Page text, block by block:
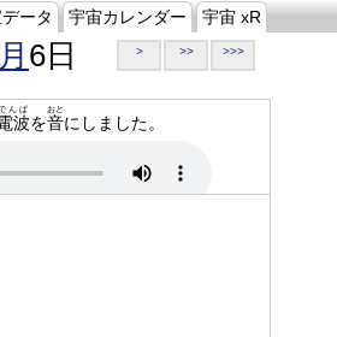
ータ 宇宙カレンダー 宇宙 xR
6日 > >> >>>
波
んぱ
を音
おと
にしました。